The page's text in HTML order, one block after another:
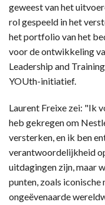
geweest van het
rol gespeeld in het
het portfolio van het
voor de ontwikkeling
Leadership and
YOUth-initiatief.
Laurent Freixe zei: "Ik
heb gekregen om
versterken, en ik ben
verantwoordelijkheid
uitdagingen zijn, maar
punten, zoals iconische
ongeëvenaarde